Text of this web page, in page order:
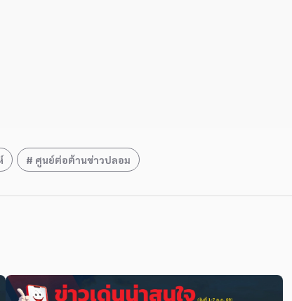
ศูนย์ต่อต้านข่าวปลอม